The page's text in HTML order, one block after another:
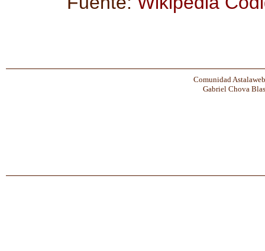
Comunidad
Gabriel Chova